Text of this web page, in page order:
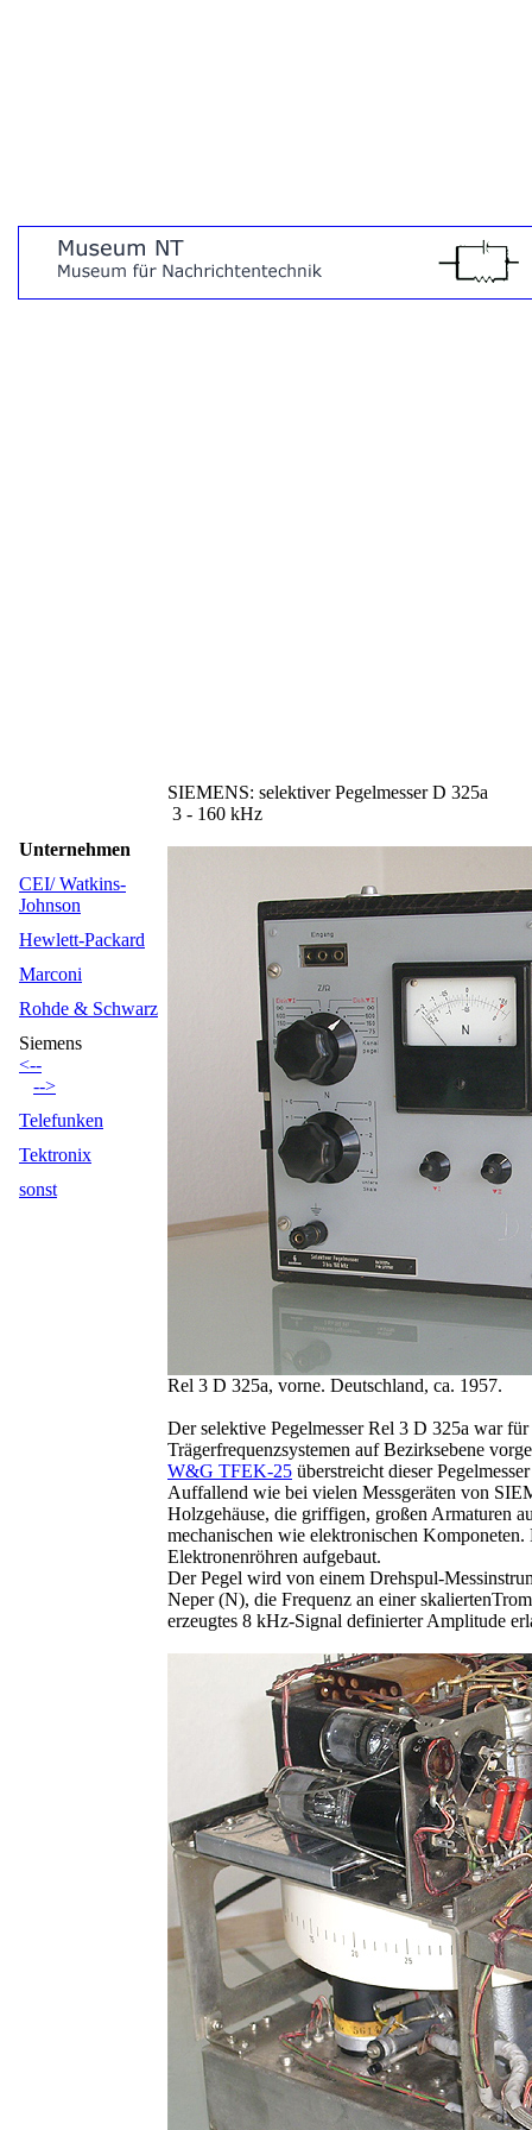
Unternehmen
CEI/ Watkins-
Johnson
Hewlett-Packard
Marconi
Rohde & Schwarz
Siemens
<--
-->
Telefunken
Tektronix
sonst
SIEMENS: selektiver Pegelmesser D 325a
3 - 160 kHz
Rel 3 D 325a, vorne. Deutschland, ca. 1957.
Der selektive Pegelmesser Rel 3 D 325a war
Trägerfrequenzsystemen auf Bezirksebene
W&G TFEK-25 überstreicht dieser
Auffallend wie bei vielen Messgeräten von
Holzgehäuse, die griffigen, großen Armaturen
mechanischen wie elektronischen
Elektronenröhren aufgebaut.
Der Pegel wird von einem Drehspul-
Neper (N), die Frequenz an einer
erzeugtes 8 kHz-Signal definierter Amplitude